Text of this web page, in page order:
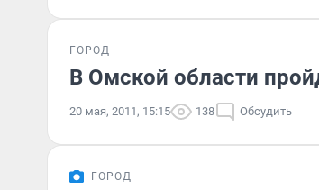
ГОРОД
В Омской области
20 мая, 2011, 15:15 138 Обсудить
ГОРОД